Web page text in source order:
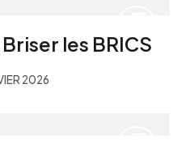
les BRICS
2026